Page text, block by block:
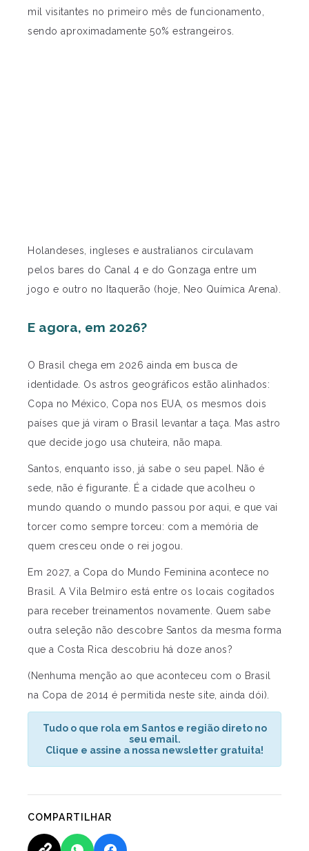
mil visitantes no primeiro mês de funcionamento,
sendo aproximadamente 50% estrangeiros.
Holandeses, ingleses e australianos circulavam
pelos bares do Canal 4 e do Gonzaga entre um
jogo e outro no Itaquerão (hoje, Neo Química Arena).
E agora, em 2026?
O Brasil chega em 2026 ainda em busca de
identidade. Os astros geográficos estão alinhados:
Copa no México, Copa nos EUA, os mesmos dois
países que já viram o Brasil levantar a taça. Mas astro
que decide jogo usa chuteira, não mapa.
Santos, enquanto isso, já sabe o seu papel. Não é
sede, não é figurante. É a cidade que acolheu o
mundo quando o mundo passou por aqui, e que vai
torcer como sempre torceu: com a memória de
quem cresceu onde o rei jogou.
Em 2027, a Copa do Mundo Feminina acontece no
Brasil. A Vila Belmiro está entre os locais cogitados
para receber treinamentos novamente. Quem sabe
outra seleção não descobre Santos da mesma forma
que a Costa Rica descobriu há doze anos?
(Nenhuma menção ao que aconteceu com o Brasil
na Copa de 2014 é permitida neste site, ainda dói).
Tudo o que rola em Santos e região direto no
seu email.
Clique e assine a nossa newsletter gratuita!
COMPARTILHAR